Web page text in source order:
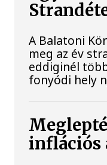
A Balatoni
meg az év
eddiginél
fonyódi hely
inflációs